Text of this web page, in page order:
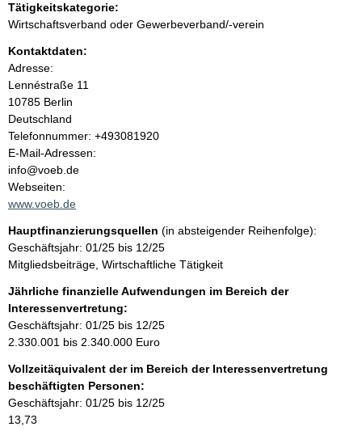
i
n
h
a
l
t
Tätigkeitskategorie:
Wirtschaftsverband oder Gewerbeverband/-verein
Kontaktdaten:
Adresse:
Lennéstraße 11
10785 Berlin
Deutschland
K
o
n
t
a
t
i
n
f
o
r
m
t
i
o
n
Telefonnummer: +493081920
E-Mail-Adressen:
info@voeb.de
Webseiten:
www.voeb.de
Hauptfinanzierungsquellen (in absteigender Reihenfolge):
Geschäftsjahr: 01/25 bis 12/25
Mitgliedsbeiträge, Wirtschaftliche Tätigkeit
Jährliche finanzielle Aufwendungen im Bereich der
Interessenvertretung:
Geschäftsjahr: 01/25 bis 12/25
2.330.001 bis 2.340.000 Euro
Vollzeitäquivalent der im Bereich der Interessenvertretung
beschäftigten Personen:
Geschäftsjahr: 01/25 bis 12/25
13,73